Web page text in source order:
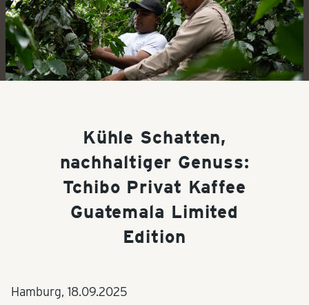
Kühle Schatten,
nachhaltiger Genuss:
Tchibo Privat Kaffee
Guatemala Limited
Edition
Hamburg, 18.09.2025